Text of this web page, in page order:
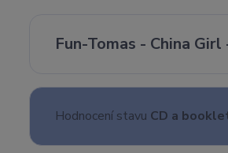
Fun-Tomas - China
Hodnocení stavu CD a